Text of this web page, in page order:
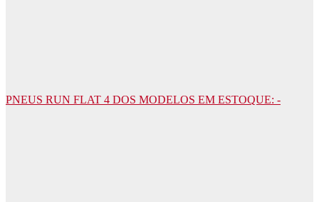
PNEUS RUN FLAT 4 DOS MODELOS EM ESTOQUE: -